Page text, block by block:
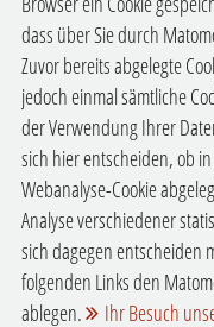
dass über Sie durch
Zuvor bereits abgelegte
jedoch einmal sämtliche
der Verwendung Ihrer
sich hier entscheiden, ob
Webanalyse-Cookie
Analyse verschiedener
sich dagegen entscheiden
folgenden Links den
ablegen.
Ihr Besuch